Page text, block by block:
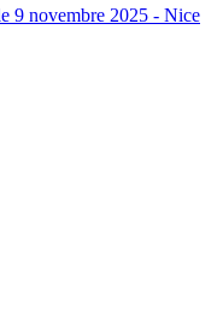
9 novembre 2025 - Nice